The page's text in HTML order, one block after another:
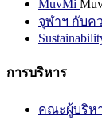
MuvMi
จุฬาฯ กับค
การบริหาร
คณะผู้บริห